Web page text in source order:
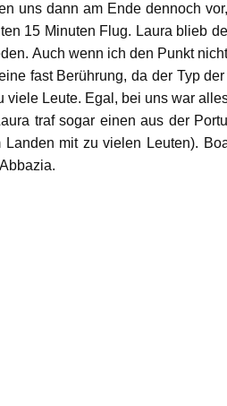
uns dann am Ende dennoch
15 Minuten Flug. Laura blieb
Auch wenn ich den Punkt
fast Berührung, da der Typ
Leute. Egal, bei uns war
traf sogar einen aus der
Landen mit zu vielen Leuten).